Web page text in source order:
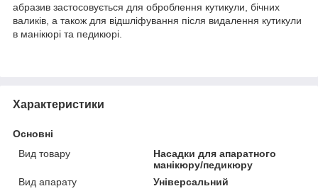
абразив застосовується для оброблення кутикули, бічних
валиків, а також для відшліфування після видалення кутикули
в манікюрі та педикюрі.
Характеристики
Основні
Вид товару
Насадки для апаратного
манікюру/педикюру
Вид апарату
Універсальний